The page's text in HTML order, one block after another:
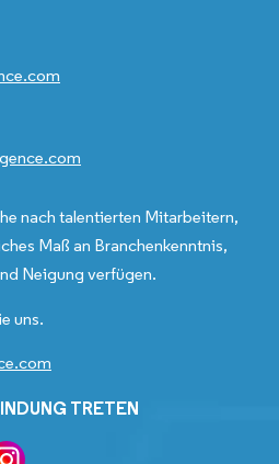
nach talentierten Mitarbeitern,
Maß an Branchenkenntnis,
Neigung verfügen.
uns.
TRETEN